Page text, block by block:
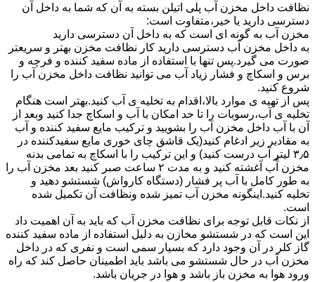
نظافت داخل مخزن آب پلی اتیلن بسته به آن که شما به داخل آن
دسترسی دارید یا خیر،متفاوت است:
مخزن آب به گونه ای است که به داخل آن دسترسی دارید
به داخل مخزن آب دسترسی دارید کار نظافت مخزن بهتر و سریعتر
صورت می گیرد.پس تنها با استفاده از ماده سفید کننده و فرچه و
برس و اسکاچ و فشار زیاد آب می توانید نظافت داخل مخزن آب را
شروع کنید.
پس از تهیه ی موارد بالا،اقدام به تخلیه ی آب کنید.بهتر است هنگام
تخلیه ی آب،رسوبات را تا حد امکان با آب و اسکاچ جدا کنید وبعد از
آن با آب داخل مخزن آب را بشویید و ترکیب مایع سفید کننده و آب
به مقادیر زیر ادغام کنید(یک قاشق چای خوری مایع سفیدکننده در
۳٫۵ لیتر آب درست کنید) و این ترکیب را با اسکاچ به تمامی بدنه
مخزن آّب آغشته کنید و به مدت ۲ ساعت صبر کنید بعد مخزن آب را
به طور کامل با آب پر فشار (دستگاه کارواش) شستشو دهید و
تخلیه کنید.اینگونه مخزن آب تمیز شده ونظافت آن تکمیل شده
است.
از نکات قابل توجه برای نظافت مخزن آب که باید به آن اهمیت داد
این است که در شستشو مخازن به دلیل استفاده از ماده سفید کننده
گاز کلر در آن وجود دارد که بسیار سمی است و نفری که در داخل
مخزن آب در حال شستشو می باشد باید اطمینان حاصل کند که راه
ورود هوا به مخزن باز باشد و هوا در جریان باشد.